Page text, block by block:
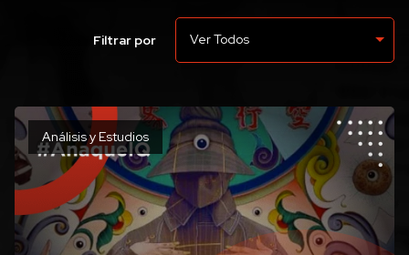
Filtrar por Ver Todos
Análisis y Estudios